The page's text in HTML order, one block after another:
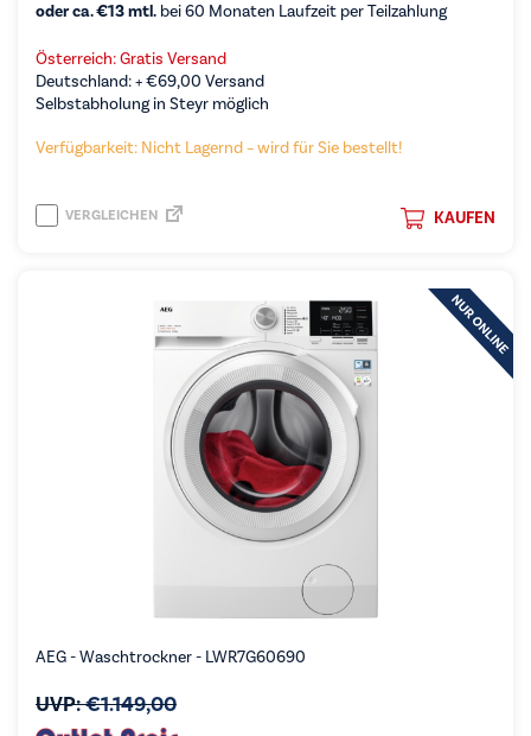
oder ca. €13 mtl. bei 60 Monaten Laufzeit per Teilzahlung
Österreich: Gratis Versand
Deutschland: +€69,00 Versand
Selbstabholung in Steyr möglich
Verfügbarkeit: Nicht Lagernd – wird für Sie bestellt!
KAUFEN
VERGLEICHEN
AEG - Waschtrockner - LWR7G60690
UVP:€1.149,00